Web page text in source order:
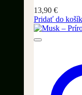
13,90 €
Pridať do